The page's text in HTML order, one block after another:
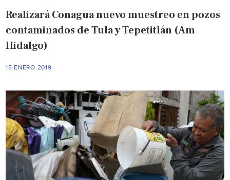
Realizará Conagua nuevo muestreo en pozos
contaminados de Tula y Tepetitlán (Am
Hidalgo)
15 ENERO 2019